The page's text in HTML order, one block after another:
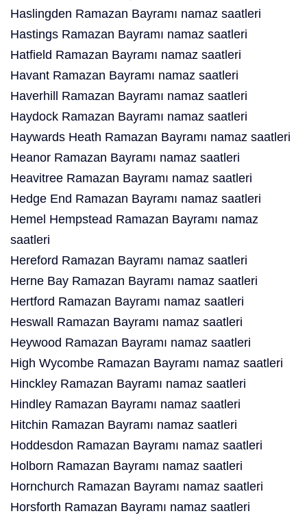
Haslingden Ramazan Bayramı namaz saatleri
Hastings Ramazan Bayramı namaz saatleri
Hatfield Ramazan Bayramı namaz saatleri
Havant Ramazan Bayramı namaz saatleri
Haverhill Ramazan Bayramı namaz saatleri
Haydock Ramazan Bayramı namaz saatleri
Haywards Heath Ramazan Bayramı namaz saatleri
Heanor Ramazan Bayramı namaz saatleri
Heavitree Ramazan Bayramı namaz saatleri
Hedge End Ramazan Bayramı namaz saatleri
Hemel Hempstead Ramazan Bayramı namaz
saatleri
Hereford Ramazan Bayramı namaz saatleri
Herne Bay Ramazan Bayramı namaz saatleri
Hertford Ramazan Bayramı namaz saatleri
Heswall Ramazan Bayramı namaz saatleri
Heywood Ramazan Bayramı namaz saatleri
High Wycombe Ramazan Bayramı namaz saatleri
Hinckley Ramazan Bayramı namaz saatleri
Hindley Ramazan Bayramı namaz saatleri
Hitchin Ramazan Bayramı namaz saatleri
Hoddesdon Ramazan Bayramı namaz saatleri
Holborn Ramazan Bayramı namaz saatleri
Hornchurch Ramazan Bayramı namaz saatleri
Horsforth Ramazan Bayramı namaz saatleri